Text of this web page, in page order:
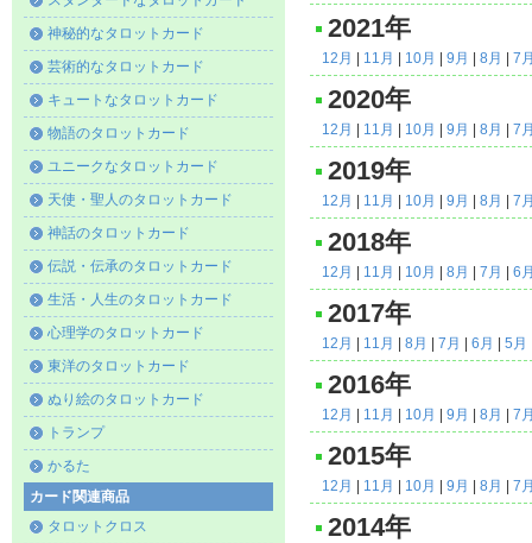
神秘的なタロットカード
芸術的なタロットカード
キュートなタロットカード
物語のタロットカード
ユニークなタロットカード
天使・聖人のタロットカード
神話のタロットカード
伝説・伝承のタロットカード
生活・人生のタロットカード
心理学のタロットカード
東洋のタロットカード
ぬり絵のタロットカード
トランプ
かるた
カード関連商品
タロットクロス
2021年
12月 11月 10月 9月 8月 7
2020年
12月 11月 10月 9月 8月 7
2019年
12月 11月 10月 9月 8月 7
2018年
12月 11月 10月 8月 7月 6
2017年
12月 11月 8月 7月 6月 5月
2016年
12月 11月 10月 9月 8月 7
2015年
12月 11月 10月 9月 8月 7
2014年